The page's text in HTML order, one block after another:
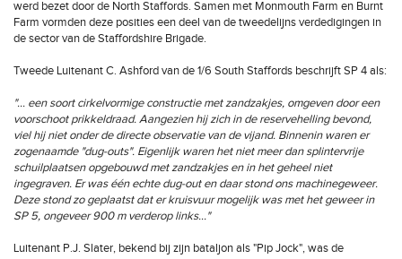
werd bezet door de North Staffords. Samen met Monmouth Farm en Burnt
Farm vormden deze posities een deel van de tweedelijns verdedigingen in
de sector van de Staffordshire Brigade.
Tweede Luitenant C. Ashford van de 1/6 South Staffords beschrijft SP 4 als:
"… een soort cirkelvormige constructie met zandzakjes, omgeven door een
voorschoot prikkeldraad. Aangezien hij zich in de reservehelling bevond,
viel hij niet onder de directe observatie van de vijand. Binnenin waren er
zogenaamde "dug-outs". Eigenlijk waren het niet meer dan splintervrije
schuilplaatsen opgebouwd met zandzakjes en in het geheel niet
ingegraven. Er was één echte dug-out en daar stond ons machinegeweer.
Deze stond zo geplaatst dat er kruisvuur mogelijk was met het geweer in
SP 5, ongeveer 900 m verderop links…"
Luitenant P.J. Slater, bekend bij zijn bataljon als "Pip Jock", was de